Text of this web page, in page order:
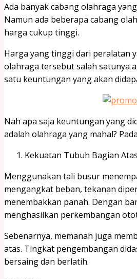
Ada banyak cabang olahraga
Namun ada beberapa cabang
harga cukup tinggi.
Harga yang tinggi dari peralatan
olahraga tersebut salah satunya
satu keuntungan yang akan
Nah apa saja keuntungan yang
adalah olahraga yang mahal?
Kekuatan Tubuh Bagian Atas
Menggunakan tali busur
mengangkat beban, tekanan
menembakkan panah. Dengan
menghasilkan perkembangan
Sebenarnya, memanah juga
atas. Tingkat pengembangan
bersaing dan berlatih.